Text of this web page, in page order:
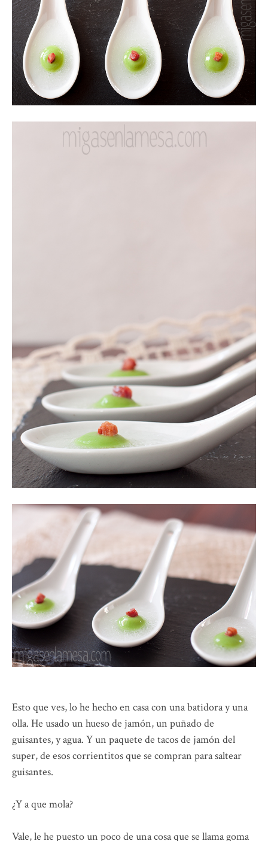
Esto que ves, lo he hecho en casa con una batidora y una
olla. He usado un hueso de jamón, un puñado de
guisantes, y agua. Y un paquete de tacos de jamón del
super, de esos corrientitos que se compran para saltear
guisantes.
¿Y a que mola?
Vale, le he puesto un poco de una cosa que se llama goma